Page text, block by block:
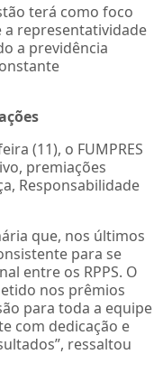
terá como foco
a representatividade
a previdência
(11), o FUMPRES
premiações
Responsabilidade
que, nos últimos
para se
entre os RPPS. O
nos prêmios
para toda a equipe
com dedicação e
ressaltou